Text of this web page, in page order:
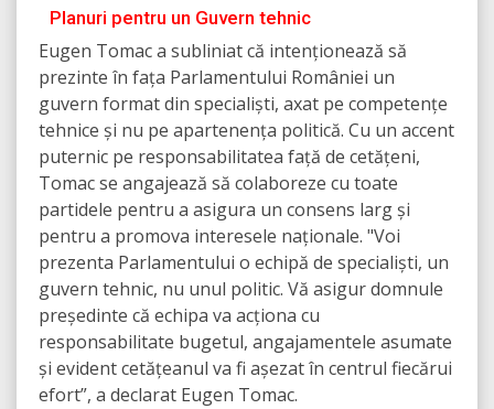
Planuri pentru un Guvern tehnic
Eugen Tomac a subliniat că intenționează să
prezinte în fața Parlamentului României un
guvern format din specialiști, axat pe competențe
tehnice și nu pe apartenența politică. Cu un accent
puternic pe responsabilitatea față de cetățeni,
Tomac se angajează să colaboreze cu toate
partidele pentru a asigura un consens larg și
pentru a promova interesele naționale. "Voi
prezenta Parlamentului o echipă de specialiști, un
guvern tehnic, nu unul politic. Vă asigur domnule
președinte că echipa va acționa cu
responsabilitate bugetul, angajamentele asumate
și evident cetățeanul va fi așezat în centrul fiecărui
efort”, a declarat Eugen Tomac.